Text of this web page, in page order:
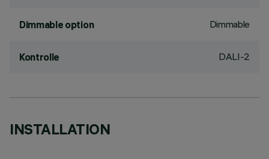
Dimmable option Dimmable
Kontrolle DALI-2
INSTALLATION